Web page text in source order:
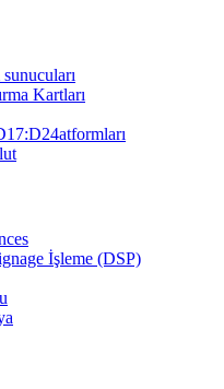
Kartları
İşleme (DSP)